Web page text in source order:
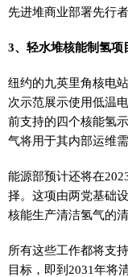
先进堆商业部署先行
3、轻水堆核能制氢项
纽约的九英里角核电
次示范展示使用低温
前支持的四个核能氢
气将用于其内部运维
能源部预计还将在
择。这项由两党基础
核能生产清洁氢气的清
所有这些工作都将支
目标，即到2031年将